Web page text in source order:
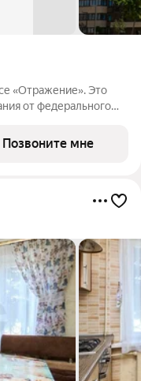
«Отражение». Это
от федерального
Современный
Позвоните мне